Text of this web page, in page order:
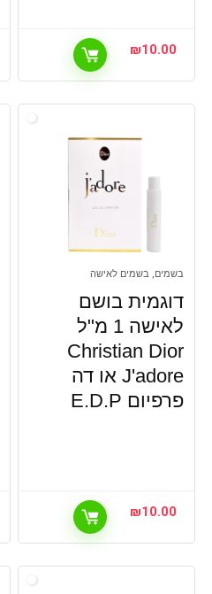
₪10.00
בשמים, בשמים לאישה
דוגמית בושם
לאישה 1 מ"ל
Christian Dior
J'adore או דה
פרפיום E.D.P
₪10.00